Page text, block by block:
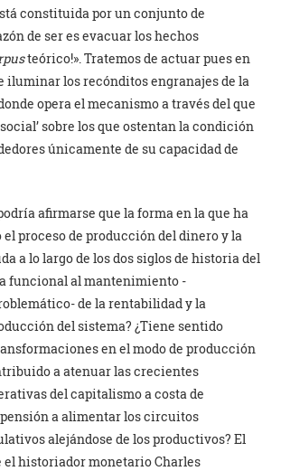
constituida por un conjunto de
de ser es evacuar los hechos
teórico!». Tratemos de actuar pues en
iluminar los recónditos engranajes de la
opera el mecanismo a través del que
sobre los que ostentan la condición
únicamente de su capacidad de
afirmarse que la forma en la que ha
proceso de producción del dinero y la
a lo largo de los dos siglos de historia del
funcional al mantenimiento -
de la rentabilidad y la
del sistema? ¿Tiene sentido
en el modo de producción
a atenuar las crecientes
del capitalismo a costa de
a alimentar los circuitos
alejándose de los productivos? El
el historiador monetario Charles